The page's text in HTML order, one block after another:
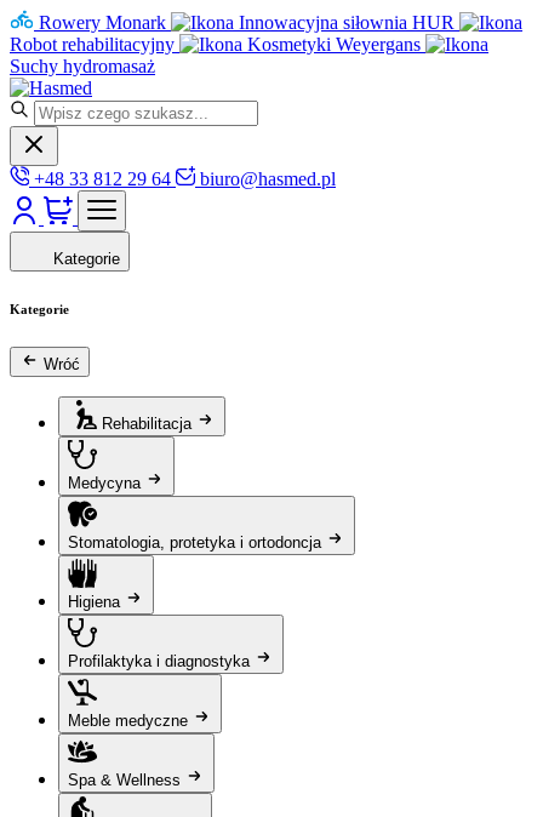
Rowery Monark
Innowacyjna siłownia HUR
Robot rehabilitacyjny
Kosmetyki Weyergans
Suchy hydromasaż
+48 33 812 29 64 biuro@hasmed.pl
Kategorie
Kategorie
Wróć
Rehabilitacja
Medycyna
Stomatologia, protetyka i ortodoncja
Higiena
Profilaktyka i diagnostyka
Meble medyczne
Spa & Wellness